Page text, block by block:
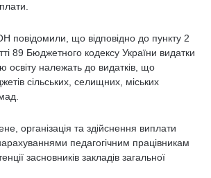
повідомили, що відповідно до пункту 2
89 Бюджетного кодексу України видатки
освіту належать до видатків, що
сільських, селищних, міських
організація та здійснення виплати
педагогічним працівникам
засновників закладів загальної